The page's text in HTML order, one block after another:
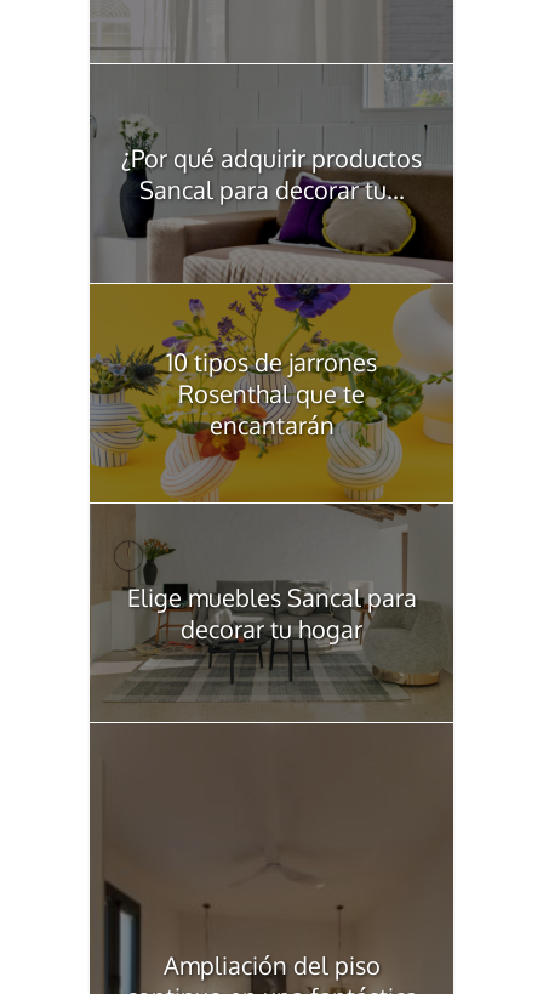
¿Por qué adquirir productos
Sancal para decorar tu...
10 tipos de jarrones
Rosenthal que te
encantarán
Elige muebles Sancal para
decorar tu hogar
Ampliación del piso